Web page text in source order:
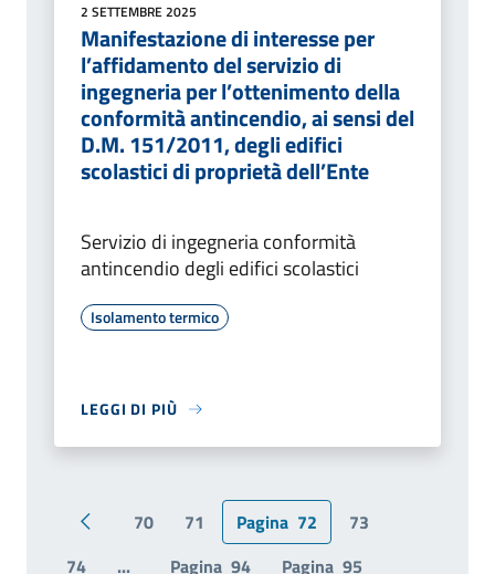
2 SETTEMBRE 2025
Manifestazione di interesse per
l’affidamento del servizio di
ingegneria per l’ottenimento della
conformità antincendio, ai sensi del
D.M. 151/2011, degli edifici
scolastici di proprietà dell’Ente
Servizio di ingegneria conformità
antincendio degli edifici scolastici
Isolamento termico
LEGGI DI PIÙ
Pagina precedente
70 71 Pagina 72
73
74
... Pagina 94 Pagina 95